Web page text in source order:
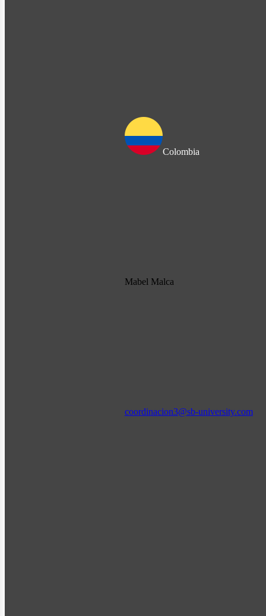
Colombia
Mabel Malca
coordinacion3@sb-university.com